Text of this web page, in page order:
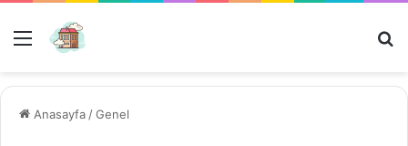
Menü
Anasayfa /Genel